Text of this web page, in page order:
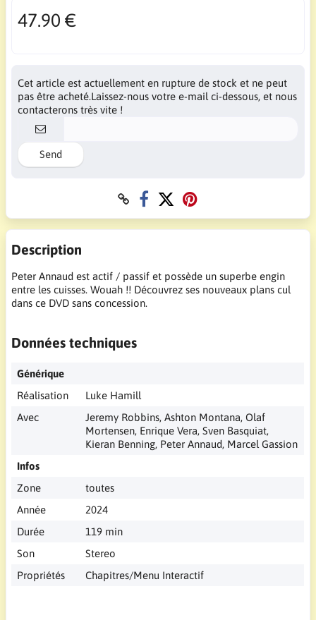
47.90 €
Cet article est actuellement en rupture de stock et ne peut
pas être acheté.Laissez-nous votre e-mail ci-dessous, et nous
contacterons très vite !
Send
Description
Peter Annaud est actif / passif et possède un superbe engin
entre les cuisses. Wouah !! Découvrez ses nouveaux plans cul
dans ce DVD sans concession.
Données techniques
Générique
Réalisation
Luke Hamill
Avec
Jeremy Robbins, Ashton Montana, Olaf
Mortensen, Enrique Vera, Sven Basquiat,
Kieran Benning, Peter Annaud, Marcel Gassion
Infos
Zone
toutes
Année
2024
Durée
119 min
Son
Stereo
Propriétés
Chapitres/Menu Interactif